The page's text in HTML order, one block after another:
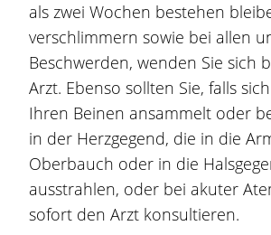
als zwei Wochen bestehen
verschlimmern sowie bei allen
Beschwerden, wenden Sie sich
Arzt. Ebenso sollten Sie, falls
Ihren Beinen ansammelt oder
in der Herzgegend, die in die
Oberbauch oder in die
ausstrahlen, oder bei akuter
sofort den Arzt konsultieren.